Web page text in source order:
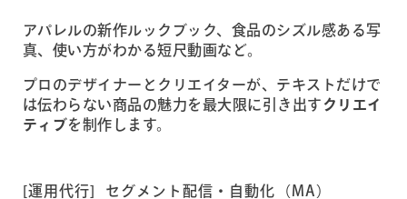
アパレルの新作ルックブック、食品のシズル感ある写
真、使い方がわかる短尺動画など。
プロのデザイナーとクリエイターが、テキストだけで
は伝わらない商品の魅力を最大限に引き出す クリエイ
ティブを制作します。
[運用代行] セグメント配信・自動化（MA）